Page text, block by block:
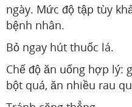
ngày. Mức độ tập tùy
bệnh nhân.
Bỏ ngay hút thuốc lá.
Chế độ ăn uống hợp lý:
bột quá, ăn nhiều rau